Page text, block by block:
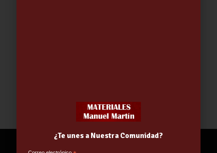
¿Te unes a Nuestra Comunidad?